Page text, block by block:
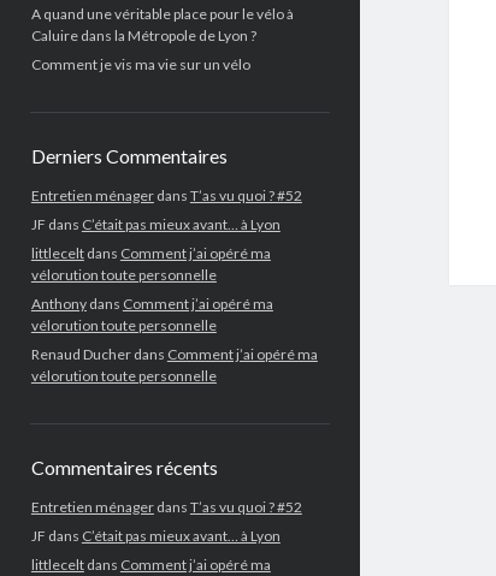
A quand une véritable place pour le vélo à
Caluire dans la Métropole de Lyon ?
Comment je vis ma vie sur un vélo
Derniers Commentaires
Entretien ménagerdans T’as vu quoi ? #52
JF dans C’était pas mieux avant… à Lyon
littleceltdans Comment j’ai opéré ma
vélorution toute personnelle
Anthonydans Comment j’ai opéré ma
vélorution toute personnelle
Renaud Ducherdans Comment j’ai opéré ma
vélorution toute personnelle
Commentaires récents
Entretien ménagerdans T’as vu quoi ? #52
JF dans C’était pas mieux avant… à Lyon
littleceltdans Comment j’ai opéré ma